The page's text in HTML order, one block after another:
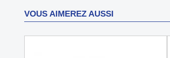
VOUS AIMEREZ AUSSI